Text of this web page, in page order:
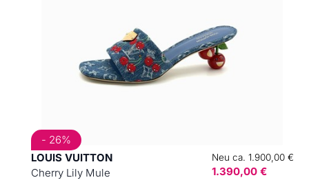
LOUIS VUITTON
Cherry Lily Mule
Neu ca. 1.900,00 €
1.390,00 €
- 26%